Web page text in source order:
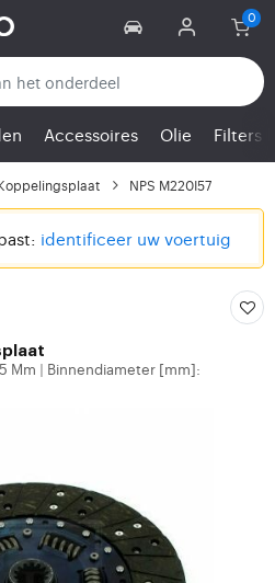
Accessoires Olie Filters
NPS M220I57
identificeer uw voertuig
Mm
Binnendiameter [mm]: